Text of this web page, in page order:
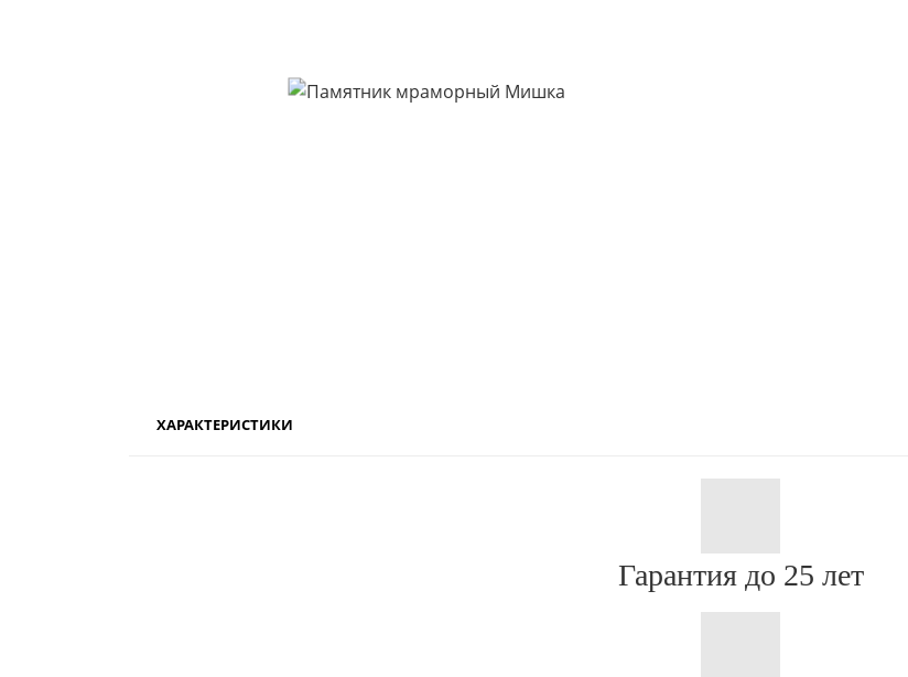
ХАРАКТЕРИСТИКИ
Гарантия до 25 лет